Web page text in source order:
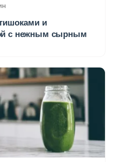
и
с нежным сырным